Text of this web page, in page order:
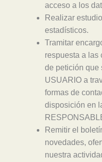
acceso a los
Realizar
estadísticos.
Tramitar
respuesta a las
de petición que
USUARIO a
formas de
disposición en
Remitir el
novedades,
nuestra